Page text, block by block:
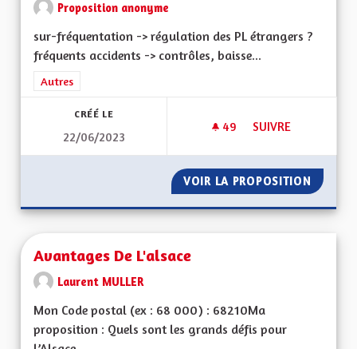
Proposition anonyme
sur-fréquentation -> régulation des PL étrangers ?
fréquents accidents -> contrôles, baisse...
Filtrer les résultats de la catégorie : Autres
Autres
CRÉÉ LE
22/06/2023
49 49 ABONNÉS
SUIVRE
VOIR LA PROPOSITION
Avantages De L'alsace
Laurent MULLER
Mon Code postal (ex : 68 000) : 68210Ma
proposition : Quels sont les grands défis pour